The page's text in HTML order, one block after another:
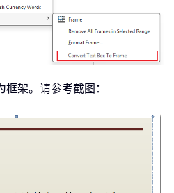
架。请参考截图：